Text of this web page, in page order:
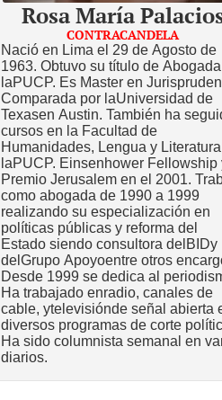
Rosa María
CONTRACANDELA
Nació en Lima el 29 de Agosto de
1963. Obtuvo su título de
laPUCP. Es Master en
Comparada por laUniversidad de
Texasen Austin. También ha
cursos en la Facultad de
Humanidades, Lengua y
laPUCP. Einsenhower Fellowship
Premio Jerusalem en el 2001.
como abogada de 1990 a 1999
realizando su especialización en
políticas públicas y reforma del
Estado siendo consultora delBIDy
delGrupo Apoyoentre otros
Desde 1999 se dedica al
Ha trabajado enradio, canales de
cable, ytelevisiónde señal abierta
diversos programas de corte
Ha sido columnista semanal en
diarios.